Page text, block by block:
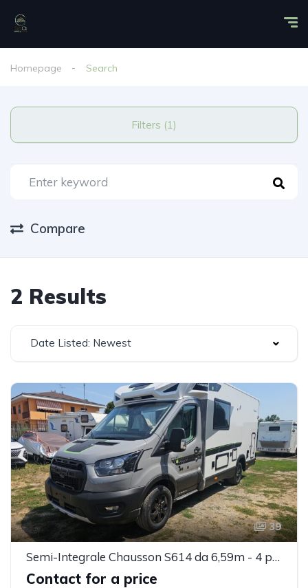
Homepage Search
Filters (1)
Compare
2 Results
Date Listed: Newest
39
Semi-Integrale Chausson S614 da 6,59m - 4 posti
Contact for a price